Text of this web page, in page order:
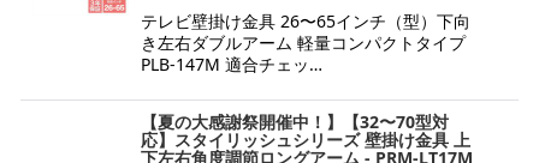
テレビ壁掛け金具 26〜65インチ（型）下向
き左右ダブルアーム 軽量コンパクトタイプ
PLB-147M 適合チェッ…
【夏の大感謝祭開催中！】【32〜70型対
応】スタイリッシュシリーズ 壁掛け金具 上
下左右角度調節ロングアーム - PRM-LT17M